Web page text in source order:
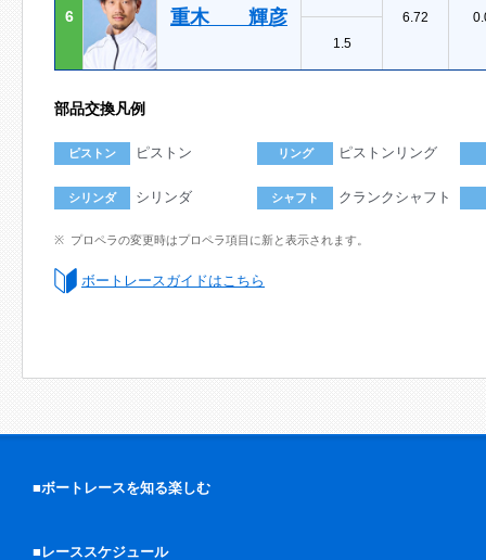
6 重木 輝彦
6.72
1.5
部品交換凡例
ピストン ピストン リング ピストンリング
シリンダ シリンダ シャフト クランクシャフト
プロペラの変更時はプロペラ項目に新と表示されます。
ボートレースガイドはこちら
■ボートレースを知る楽しむ
■レーススケジュール